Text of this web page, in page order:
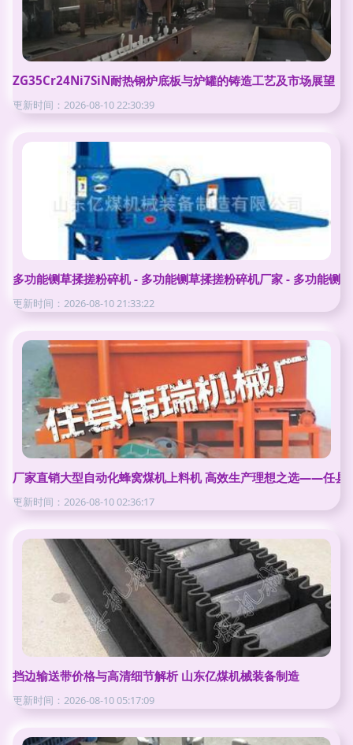
ZG35Cr24Ni7SiN耐热钢炉底板与炉罐的铸造工艺及市场展望
更新时间：2026-08-10 22:30:39
多功能铡草揉搓粉碎机 - 多功能铡草揉搓粉碎机厂家 - 多功能铡
更新时间：2026-08-10 21:33:22
厂家直销大型自动化蜂窝煤机上料机 高效生产理想之选——任县
更新时间：2026-08-10 02:36:17
挡边输送带价格与高清细节解析 山东亿煤机械装备制造
更新时间：2026-08-10 05:17:09